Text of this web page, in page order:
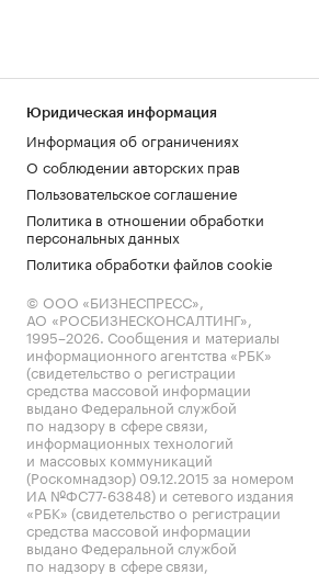
Юридическая информация
Информация об ограничениях
О соблюдении авторских прав
Пользовательское соглашение
Политика в отношении обработки
персональных данных
Политика обработки файлов cookie
© ООО «БИЗНЕСПРЕСС»,
АО «РОСБИЗНЕСКОНСАЛТИНГ»,
1995–2026. Сообщения и материалы
информационного агентства «РБК»
(свидетельство о регистрации
средства массовой информации
выдано Федеральной службой
по надзору в сфере связи,
информационных технологий
и массовых коммуникаций
(Роскомнадзор) 09.12.2015 за номером
ИА №ФС77-63848) и сетевого издания
«РБК» (свидетельство о регистрации
средства массовой информации
выдано Федеральной службой
по надзору в сфере связи,